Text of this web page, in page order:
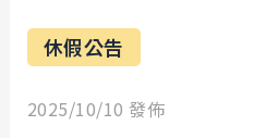
休假公告
2025/10/10 發佈